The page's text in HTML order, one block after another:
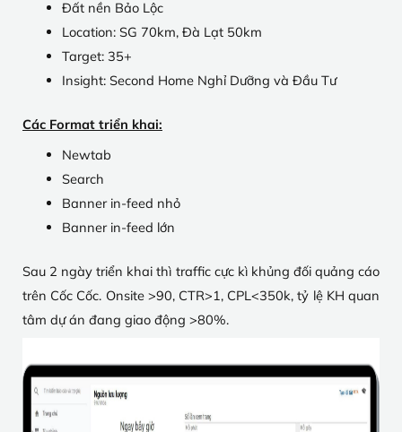
Đất nền Bảo Lộc
Location: SG 70km, Đà Lạt 50km
Target: 35+
Insight: Second Home Nghỉ Dưỡng và Đầu Tư
Các Format triển khai:
Newtab
Search
Banner in-feed nhỏ
Banner in-feed lớn
Sau 2 ngày triển khai thì traffic cực kì khủng đối quảng cáo
trên Cốc Cốc. Onsite >90, CTR>1, CPL<350k, tỷ lệ KH quan
tâm dự án đang giao động >80%.